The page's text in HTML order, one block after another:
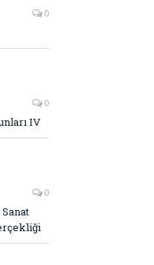
0
0
IV
0